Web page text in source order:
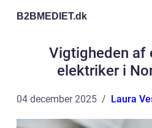
B2BMEDIET.dk
Vigtigheden af
elektriker i
04 december 2025 Laura